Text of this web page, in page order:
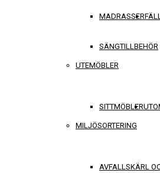
MADRASSER
SÄNGTILLBEHÖR
UTEMÖBLER
SITTMÖBLER
MILJÖSORTERING
AVFALLSKÄRL